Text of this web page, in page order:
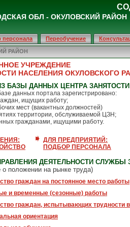
персонала Переобучение
РАЙОН
ОБЛ - ОКУЛОВСКИЙ РАЙОН
УЧРЕЖДЕНИЕ
НАСЕЛЕНИЯ ОКУЛОВСКОГО
БАЗЫ ДАННЫХ ЦЕНТРА
данных портала зарегистрировано:
ищущих работу;
мест (вакантных должностей)
территории, обслуживаемой ЦЗН;
гражданами, ищущими работу.
ДЛЯ ПРЕДПРИЯТИЙ:
ПОДБОР ПЕРСОНАЛА
ДЕЯТЕЛЬНОСТИ СЛУЖБЫ
положении на рынке труда)
граждан на постоянное место работы
и временные (сезонные) работы
граждан, испытывающих трудности
ориентация